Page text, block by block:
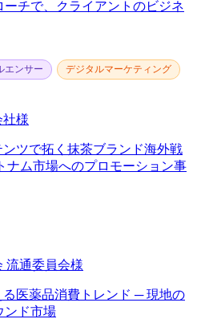
チで、クライアントのビジネ
エンサー デジタルマーケティング
社様
ツで拓く抹茶ブランド海外戦
ナム市場へのプロモーション事
流通委員会様
医薬品消費トレンド ─ 現地の
ンド市場